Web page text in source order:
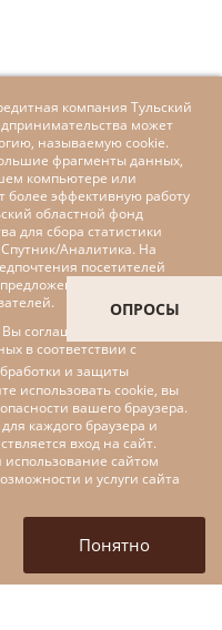
и
ОПРОСЫ
компания Тульский
может
называемую cookie.
фрагменты данных,
компьютере или
более эффективную работу
областной фонд
для сбора статистики
Аналитика. На
посетителей
делаем наш
соглашаетесь на
в соответствии с
и защиты
использовать cookie, вы
вашего браузера.
каждого браузера и
вход на сайт.
сайтом
и услуги сайта
Понятно